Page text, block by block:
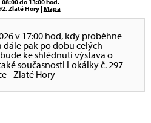
do 13:00 hod.
Zlaté Hory |Mapa
v 17:00 hod, kdy proběhne
dále pak po dobu celých
ke shlédnutí výstava o
současnosti Lokálky č. 297
- Zlaté Hory